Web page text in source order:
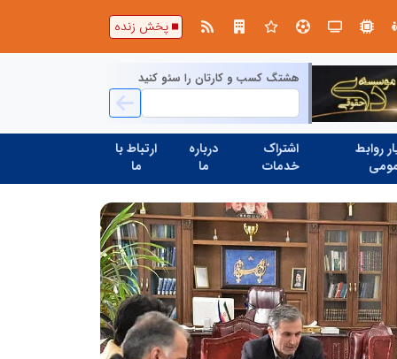
تنگه هرمز دیگر به وضعیت سابق برنمی گردد؛ جمهوری اسلامی چگونه این آبراه راهبردی را به دال مرکزی نظم امنیتی جدید غرب آسیا تبدیل می کند؟
پخش زنده
هشتگ کسب و کارتان را سئو کنید
روابط
اشتراک
خدمات
درباره
ما
ارتباط با
ما